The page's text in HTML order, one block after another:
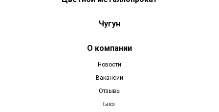
Чугун
О компании
Новости
Вакансии
Отзывы
Блог